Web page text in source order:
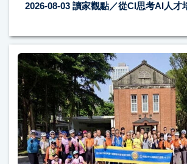
2026-08-03讀家觀點／從CI思考AI人才